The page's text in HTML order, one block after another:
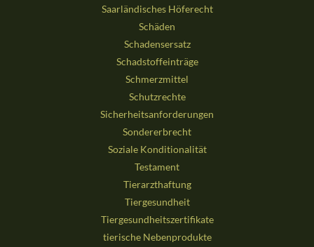
Saarländisches Höferecht
Schäden
Schadensersatz
Schadstoffeinträge
Schmerzmittel
Schutzrechte
Sicherheitsanforderungen
Sondererbrecht
Soziale Konditionalität
Testament
Tierarzthaftung
Tiergesundheit
Tiergesundheitszertifikate
tierische Nebenprodukte